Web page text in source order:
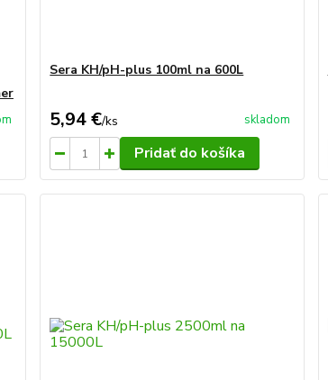
Sera KH/pH-plus 100ml na 600L
5,94 €/ks skladom
Pridať do košíka